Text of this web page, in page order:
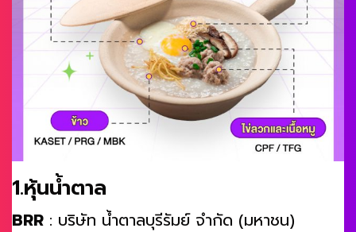
1.หุ้นน้ำตาล
BRR : บริษัท น้ำตาลบุรีรัมย์ จำกัด (มหาชน)